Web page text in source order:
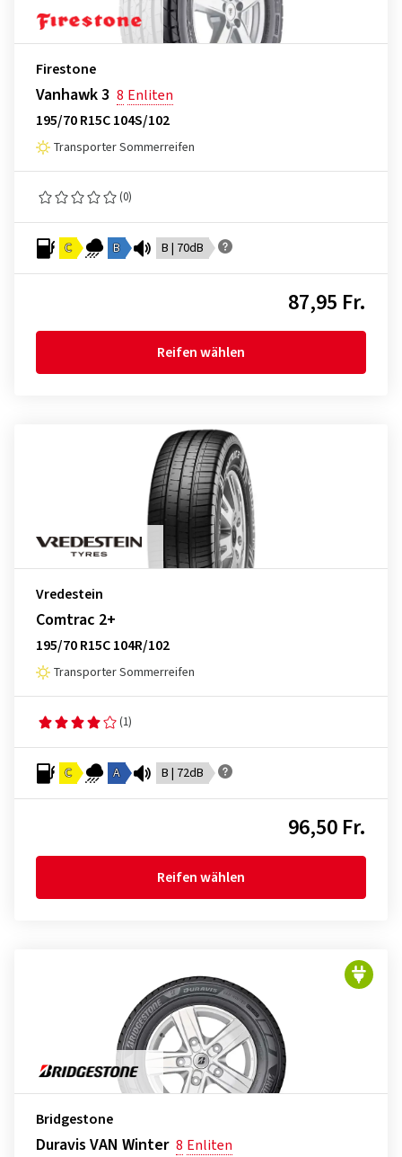
Firestone
Vanhawk 3 8 Enliten
195/70 R15C 104S/102
Transporter Sommerreifen
(0)
C B B | 70dB
87,95 Fr.
Reifen wählen
Vredestein
Comtrac 2+
195/70 R15C 104R/102
Transporter Sommerreifen
(1)
C A B | 72dB
96,50 Fr.
Reifen wählen
Bridgestone
Duravis VAN Winter 8 Enliten